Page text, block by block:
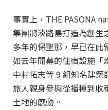
事實上，THE PASONA
集團將淡路島打造為創生
多年的保聖那，早已在此
如去年開幕的住宿設施「
中村拓志等 9 組知名建
旅人親身參與從播種到收
土地的感動。